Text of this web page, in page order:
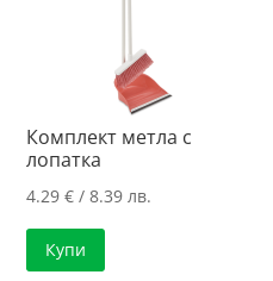
Комплект метла с
лопатка
4.29€ / 8.39 лв.
Купи